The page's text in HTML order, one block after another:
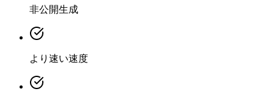
非公開生成
より速い速度